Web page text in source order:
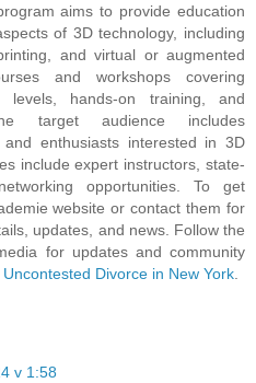
aims to provide education
of 3D technology, including
and virtual or augmented
and workshops covering
levels, hands-on training, and
target audience includes
and enthusiasts interested in 3D
include expert instructors, state-
opportunities. To get
website or contact them for
updates, and news. Follow the
for updates and community
Divorce in New York
v 1:58